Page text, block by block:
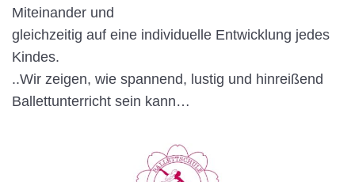
Miteinander und
gleichzeitig auf eine individuelle Entwicklung jedes
Kindes.
..Wir zeigen, wie spannend, lustig und hinreißend
Ballettunterricht sein kann…